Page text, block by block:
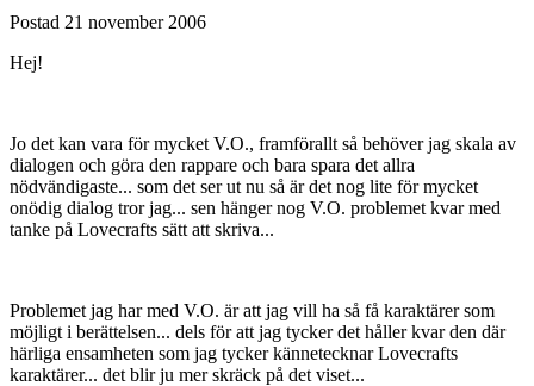
Postad 21 november 2006
Hej!
Jo det kan vara för mycket V.O., framförallt så behöver jag skala av
dialogen och göra den rappare och bara spara det allra
nödvändigaste... som det ser ut nu så är det nog lite för mycket
onödig dialog tror jag... sen hänger nog V.O. problemet kvar med
tanke på Lovecrafts sätt att skriva...
Problemet jag har med V.O. är att jag vill ha så få karaktärer som
möjligt i berättelsen... dels för att jag tycker det håller kvar den där
härliga ensamheten som jag tycker kännetecknar Lovecrafts
karaktärer... det blir ju mer skräck på det viset...